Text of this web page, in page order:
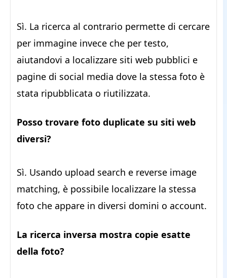
Sì. La ricerca al contrario permette di cercare
per immagine invece che per testo,
aiutandovi a localizzare siti web pubblici e
pagine di social media dove la stessa foto è
stata ripubblicata o riutilizzata.
Posso trovare foto duplicate su siti web
diversi?
Sì. Usando upload search e reverse image
matching, è possibile localizzare la stessa
foto che appare in diversi domini o account.
La ricerca inversa mostra copie esatte
della foto?